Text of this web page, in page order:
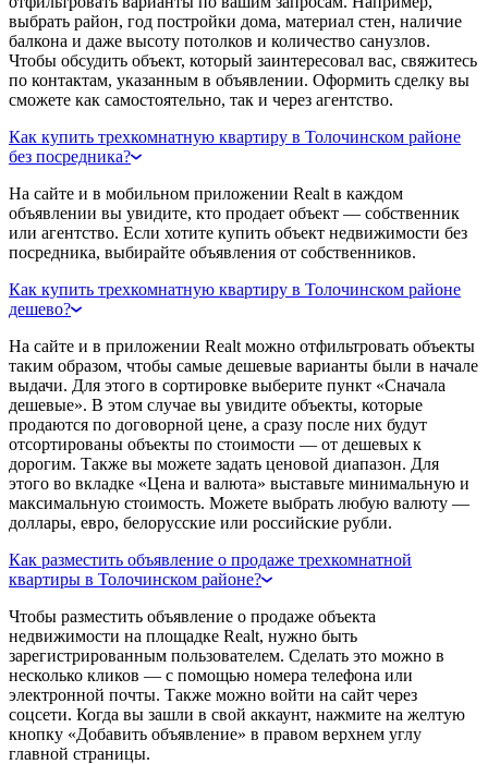
выбрать район, год постройки дома, материал стен, наличие
балкона и даже высоту потолков и количество санузлов.
Чтобы обсудить объект, который заинтересовал вас, свяжитесь
по контактам, указанным в объявлении. Оформить сделку вы
сможете как самостоятельно, так и через агентство.
Как купить трехкомнатную квартиру в Толочинском районе
без посредника?
На сайте и в мобильном приложении Realt в каждом
объявлении вы увидите, кто продает объект — собственник
или агентство. Если хотите купить объект недвижимости без
посредника, выбирайте объявления от собственников.
Как купить трехкомнатную квартиру в Толочинском районе
дешево?
На сайте и в приложении Realt можно отфильтровать объекты
таким образом, чтобы самые дешевые варианты были в начале
выдачи. Для этого в сортировке выберите пункт «Сначала
дешевые». В этом случае вы увидите объекты, которые
продаются по договорной цене, а сразу после них будут
отсортированы объекты по стоимости — от дешевых к
дорогим. Также вы можете задать ценовой диапазон. Для
этого во вкладке «Цена и валюта» выставьте минимальную и
максимальную стоимость. Можете выбрать любую валюту —
доллары, евро, белорусские или российские рубли.
Как разместить объявление о продаже трехкомнатной
квартиры в Толочинском районе?
Чтобы разместить объявление о продаже объекта
недвижимости на площадке Realt, нужно быть
зарегистрированным пользователем. Сделать это можно в
несколько кликов — с помощью номера телефона или
электронной почты. Также можно войти на сайт через
соцсети. Когда вы зашли в свой аккаунт, нажмите на желтую
кнопку «Добавить объявление» в правом верхнем углу
главной страницы.